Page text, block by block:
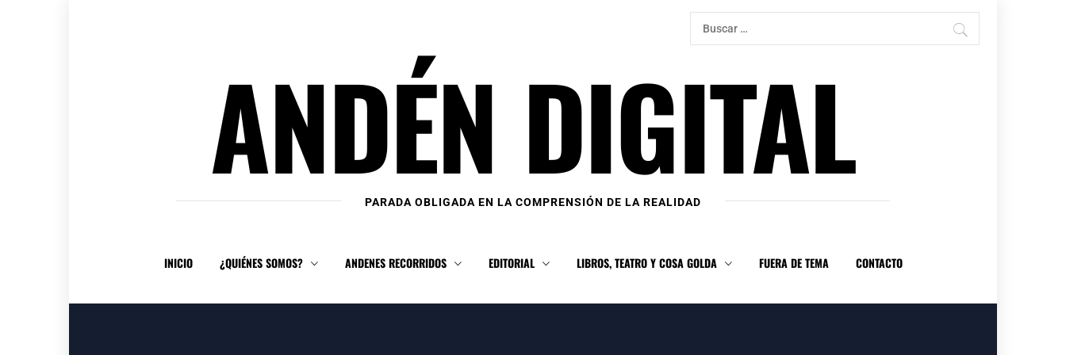
Buscar:
ANDÉN DIGITAL
PARADA OBLIGADA EN LA COMPRENSIÓN DE LA REALIDAD
INICIO ¿QUIÉNES SOMOS? ANDENES RECORRIDOS EDITORIAL LIBROS, TEATRO Y COSA GOLDA FUERA DE TEMA CONTACTO